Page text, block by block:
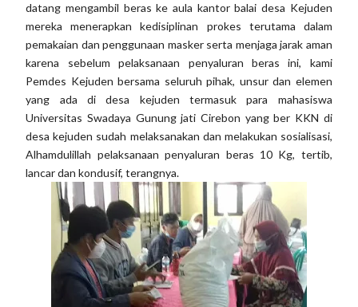
datang mengambil beras ke aula kantor balai desa Kejuden
mereka menerapkan kedisiplinan prokes terutama dalam
pemakaian dan penggunaan masker serta menjaga jarak aman
karena sebelum pelaksanaan penyaluran beras ini, kami
Pemdes Kejuden bersama seluruh pihak, unsur dan elemen
yang ada di desa kejuden termasuk para mahasiswa
Universitas Swadaya Gunung jati Cirebon yang ber KKN di
desa kejuden sudah melaksanakan dan melakukan sosialisasi,
Alhamdulillah pelaksanaan penyaluran beras 10 Kg, tertib,
lancar dan kondusif, terangnya.